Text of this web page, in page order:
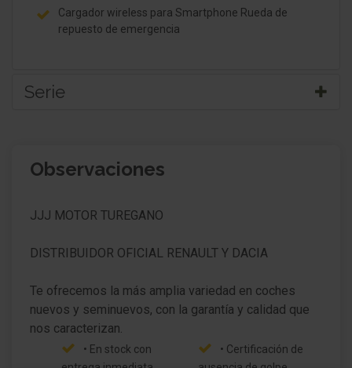
Cargador wireless para Smartphone Rueda de
repuesto de emergencia
Serie
Pintura especial Metalizado Black Pearl negro
Retrovisor exterior Negro pintado
Faro Full-LED con Firma LED (Pure Vision)
Observaciones
JJJ MOTOR TUREGANO
DISTRIBUIDOR OFICIAL RENAULT Y DACIA
Te ofrecemos la más amplia variedad en coches
nuevos y seminuevos, con la garantía y calidad que
• En stock con
• Certificación de